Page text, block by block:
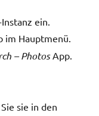
ein.
im Hauptmenü.
– PhotosApp.
sie in den